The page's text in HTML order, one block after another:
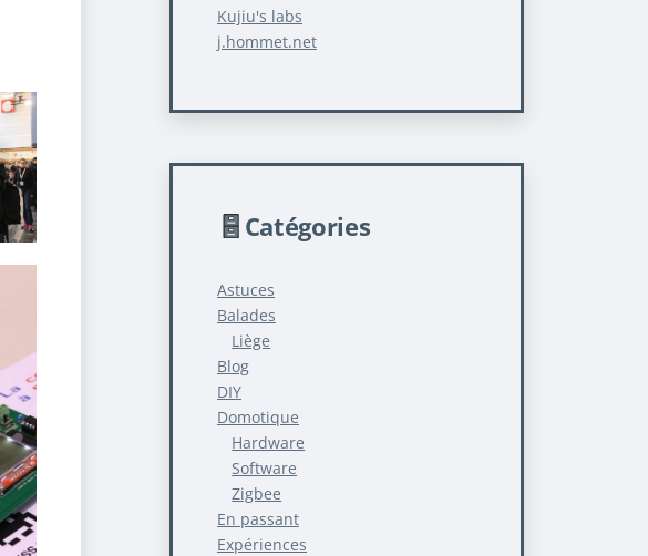
Kujiu's labs
j.hommet.net
Catégories
Astuces
Balades
Liège
Blog
DIY
Domotique
Hardware
Software
Zigbee
En passant
Expériences